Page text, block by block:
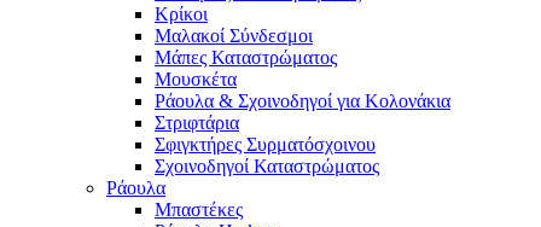
Κρίκοι
Μαλακοί Σύνδεσμοι
Μάπες Καταστρώματος
Μουσκέτα
Ράουλα & Σχοινοδηγοί για Κολονάκια
Στριφτάρια
Σφιγκτήρες Συρματόσχοινου
Σχοινοδηγοί Καταστρώματος
Ράουλα
Μπαστέκες